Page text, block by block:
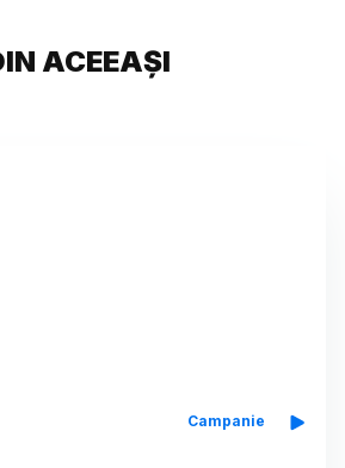
ACEEAȘI
Campanie